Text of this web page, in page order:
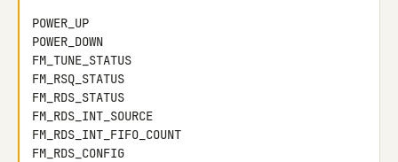
POWER_UP
POWER_DOWN
FM_TUNE_STATUS
FM_RSQ_STATUS
FM_RDS_STATUS
FM_RDS_INT_SOURCE
FM_RDS_INT_FIFO_COUNT
FM_RDS_CONFIG